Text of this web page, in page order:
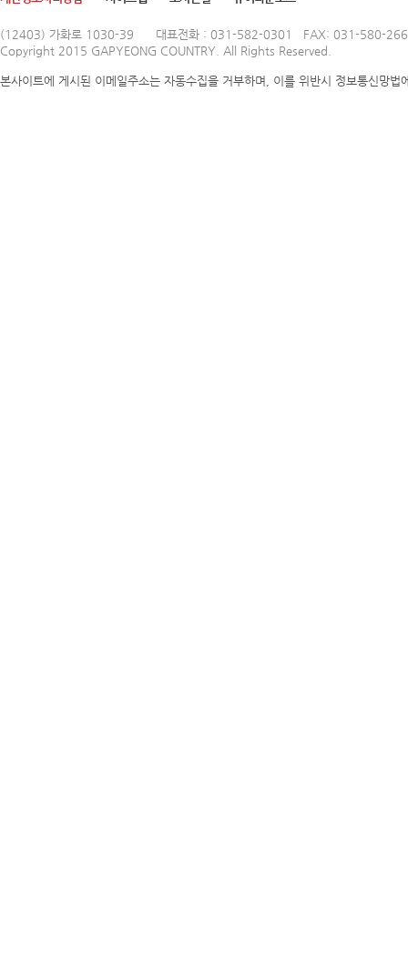
(12403) 가화로 1030-39
대표전화 : 031-582-0301 FAX: 031-580-
Copyright 2015 GAPYEONG COUNTRY. All Rights Reserved.
본사이트에 게시된 이메일주소는 자동수집을 거부하며, 이를 위반시 정보통신망법